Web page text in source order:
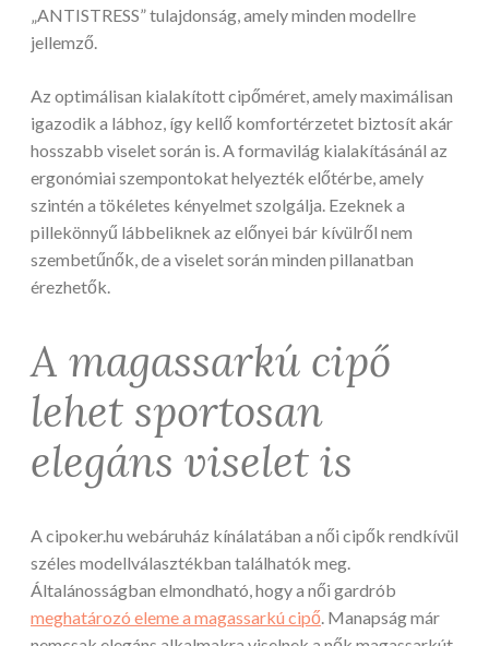
„ANTISTRESS” tulajdonság, amely minden modellre
jellemző.
Az optimálisan kialakított cipőméret, amely maximálisan
igazodik a lábhoz, így kellő komfortérzetet biztosít akár
hosszabb viselet során is. A formavilág kialakításánál az
ergonómiai szempontokat helyezték előtérbe, amely
szintén a tökéletes kényelmet szolgálja. Ezeknek a
pillekönnyű lábbeliknek az előnyei bár kívülről nem
szembetűnők, de a viselet során minden pillanatban
érezhetők.
A magassarkú cipő
lehet sportosan
elegáns viselet is
A cipoker.hu webáruház kínálatában a női cipők rendkívül
széles modellválasztékban találhatók meg.
Általánosságban elmondható, hogy a női gardrób
meghatározó eleme a magassarkú cipő. Manapság már